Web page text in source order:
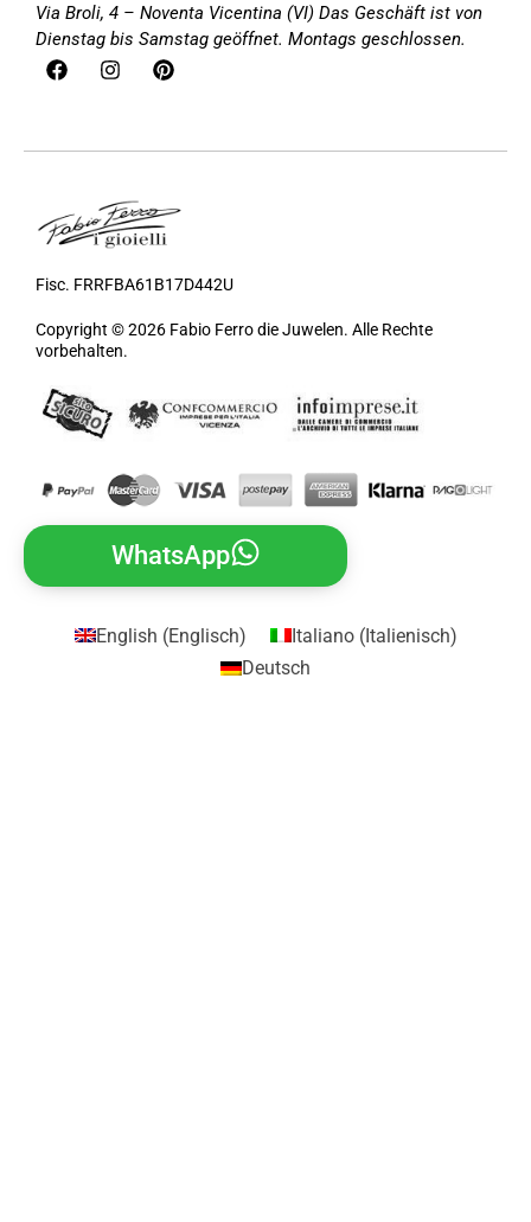
Via Broli, 4 – Noventa Vicentina (VI) Das Geschäft ist von
Dienstag bis Samstag geöffnet. Montags geschlossen.
Fisc. FRRFBA61B17D442U
Copyright © 2026 Fabio Ferro die Juwelen. Alle Rechte
vorbehalten.
WhatsApp
English (Englisch) Italiano(Italienisch)
Deutsch